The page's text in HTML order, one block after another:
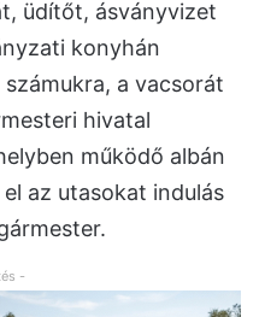
üdítőt, ásványvizet
konyhán
a vacsorát
hivatal
működő albán
az utasokat indulás
-